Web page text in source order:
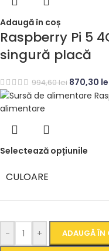
Adaugă în coș
Raspberry Pi 5
singură placă
994,60lei 870,30
Selectează opțiunile
CULOARE
- + ADAUGĂ ÎN